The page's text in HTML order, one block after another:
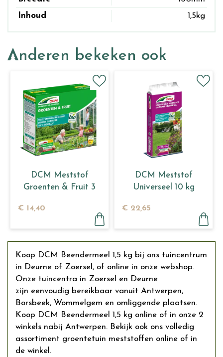
Inhoud
1,5kg
Anderen bekeken ook
DCM Meststof
Groenten & Fruit 3
€ 14,40
DCM Meststof
Universeel 10 kg
€ 22,65
Koop DCM Beendermeel 1,5 kg bij ons tuincentrum
in Deurne of Zoersel, of online in onze webshop.
Onze tuincentra in Zoersel en Deurne
zijn eenvoudig bereikbaar vanuit Antwerpen,
Borsbeek, Wommelgem en omliggende plaatsen.
Koop DCM Beendermeel 1,5 kg online of in onze 2
winkels nabij Antwerpen. Bekijk ook ons volledig
assortiment groentetuin meststoffen online of in
de winkel.